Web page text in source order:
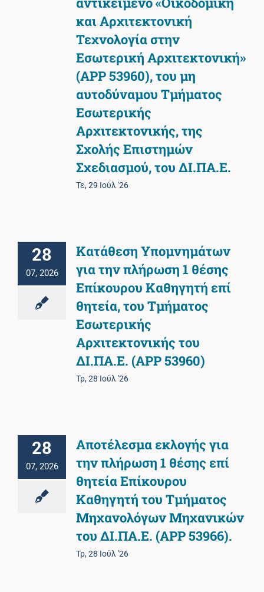
και Αρχιτεκτονική
Τεχνολογία στην
Εσωτερική Αρχιτεκτονική»
(APP 53960), του μη
αυτοδύναμου Τμήματος
Εσωτερικής
Αρχιτεκτονικής, της
Σχολής Επιστημών
Σχεδιασμού, του ΔΙ.ΠΑ.Ε.
Τε, 29 Ιούλ '26
28
07, 2026
Κατάθεση Υπομνημάτων
για την πλήρωση 1 θέσης
Επίκουρου Καθηγητή επί
θητεία, του Τμήματος
Εσωτερικής
Αρχιτεκτονικής του
ΔΙ.ΠΑ.Ε. (APP 53960)
Τρ, 28 Ιούλ '26
28
07, 2026
Αποτέλεσμα εκλογής για
την πλήρωση 1 θέσης επί
θητεία Επίκουρου
Καθηγητή του Τμήματος
Μηχανολόγων Μηχανικών
του ΔΙ.ΠΑ.Ε. (APP 53966).
Τρ, 28 Ιούλ '26